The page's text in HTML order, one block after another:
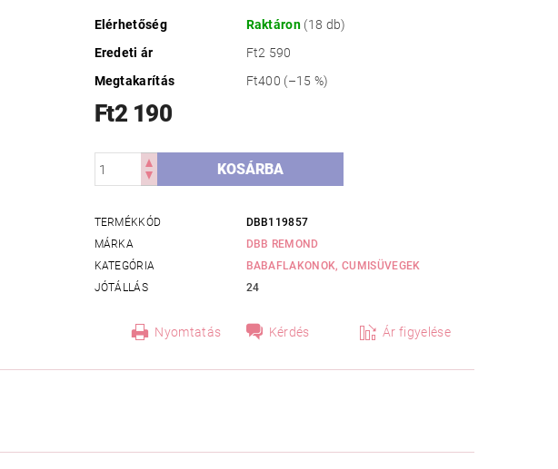
Elérhetőség Raktáron (18 db)
Eredeti ár
Ft2 590
Megtakarítás
Ft400 (–15 %)
Ft2 190
TERMÉKKÓD
DBB119857
MÁRKA
DBB REMOND
KATEGÓRIA
BABAFLAKONOK, CUMISÜVEGEK
JÓTÁLLÁS
24
Nyomtatás Kérdés Ár figyelése